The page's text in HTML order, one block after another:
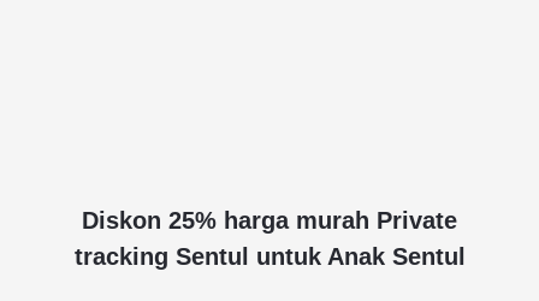
Diskon 25% harga murah Private
tracking Sentul untuk Anak Sentul